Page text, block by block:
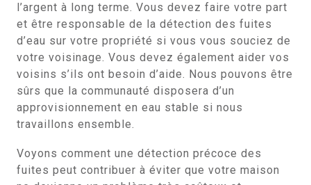
l’argent à long terme. Vous devez faire votre part
et être responsable de la détection des fuites
d’eau sur votre propriété si vous vous souciez de
votre voisinage. Vous devez également aider vos
voisins s’ils ont besoin d’aide. Nous pouvons être
sûrs que la communauté disposera d’un
approvisionnement en eau stable si nous
travaillons ensemble.
Voyons comment une détection précoce des
fuites peut contribuer à éviter que votre maison